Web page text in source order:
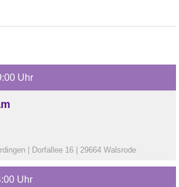
Uhr
| Dorfallee 16 | 29664 Walsrode
Uhr